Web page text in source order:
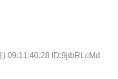
) 09:11:40.28 ID:9jtbRLcMd